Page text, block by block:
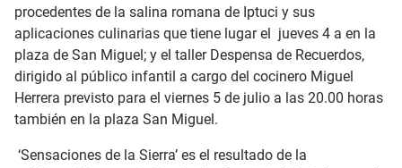
procedentes de la salina romana de Iptuci y sus
aplicaciones culinarias que tiene lugar el jueves 4 a en la
plaza de San Miguel; y el taller Despensa de Recuerdos,
dirigido al público infantil a cargo del cocinero Miguel
Herrera previsto para el viernes 5 de julio a las 20.00 horas
también en la plaza San Miguel.
‘Sensaciones de la Sierra’ es el resultado de la